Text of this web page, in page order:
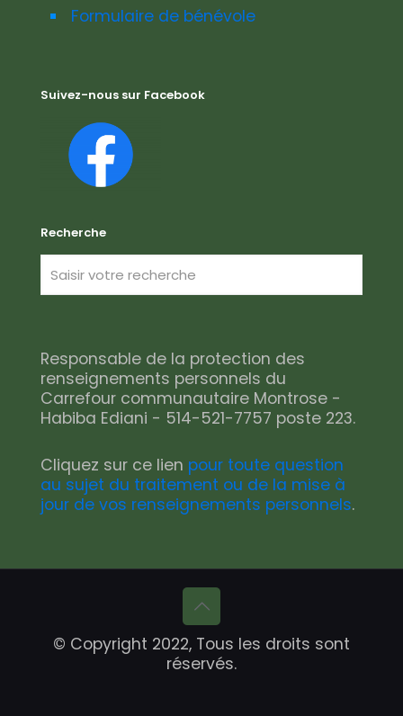
Formulaire de bénévole
Suivez-nous sur Facebook
Recherche
Responsable de la protection des
renseignements personnels du
Carrefour communautaire Montrose -
Habiba Ediani - 514-521-7757 poste 223.
Cliquez sur ce lien pour toute question
au sujet du traitement ou de la mise à
jour de vos renseignements personnels.
© Copyright 2022, Tous les droits sont
réservés.